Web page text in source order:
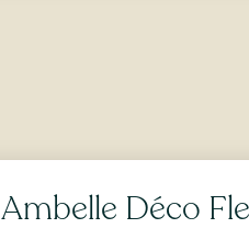
Ambelle Déco